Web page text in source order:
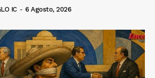
IC - 6 Agosto, 2026